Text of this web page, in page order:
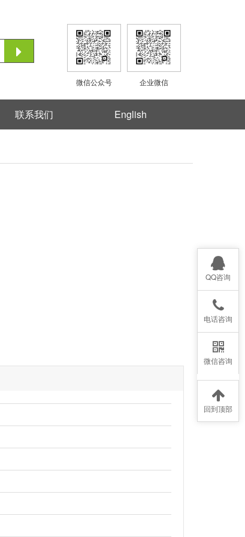
微信公众号 企业微信
联系我们 English
QQ咨询
电话咨询
微信咨询
回到顶部